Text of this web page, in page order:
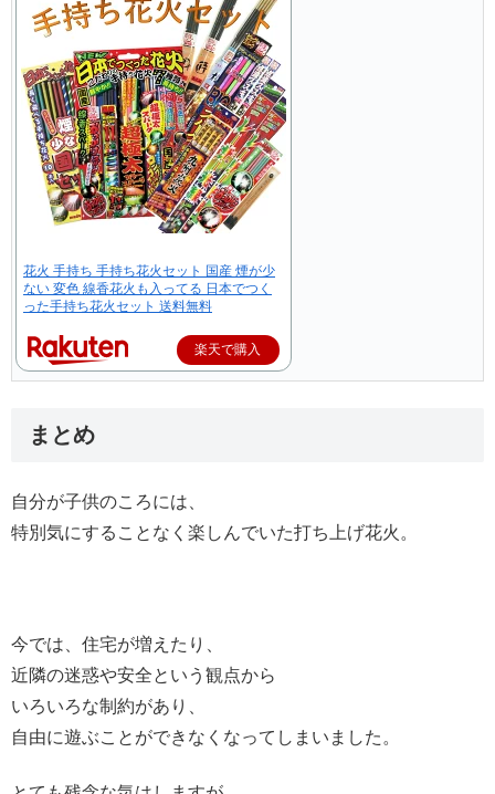
花火 手持ち 手持ち花火セット 国産 煙が少
ない 変色 線香花火も入ってる 日本でつく
った手持ち花火セット 送料無料
楽天で購入
まとめ
自分が子供のころには、
特別気にすることなく楽しんでいた打ち上げ花火。
今では、住宅が増えたり、
近隣の迷惑や安全という観点から
いろいろな制約があり、
自由に遊ぶことができなくなってしまいました。